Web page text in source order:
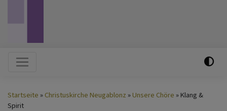
Hauptnavigation
Startseite Christuskirche Neugablonz Unsere Chöre
Klang &
Spirit